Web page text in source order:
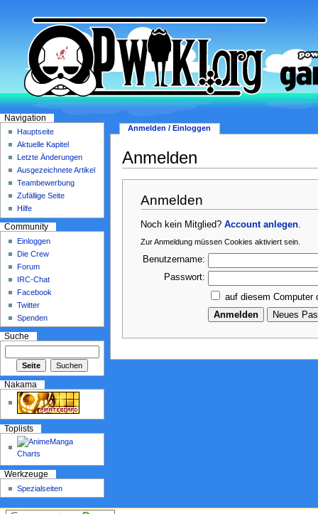
Anmelden
Anmelden
Noch kein Mitglied?Account anlegen
Zur Anmeldung müssen Cookies aktiviert sein.
Benutzername:
Passwort:
auf diesem Computer
Anmelden / Einloggen
Navigation
Hauptseite
Aktuelle Kapitel
Letzte Änderungen
Ausgezeichnete Artikel
Teambewerbung
Zufällige Seite
Hilfe
Community
Einloggen
Die Crew
Forum
IRC-Chat
Facebook
Twitter
Spenden
Suche
Nakama
Toplists
Werkzeuge
Spezialseiten